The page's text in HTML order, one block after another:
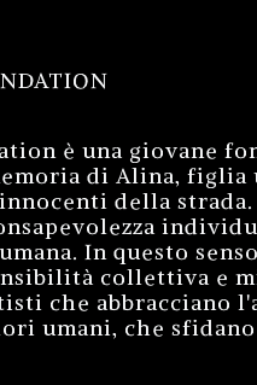
è una giovane
di Alina, figlia
della
In questo
collettiva e
che abbracciano
umani, che